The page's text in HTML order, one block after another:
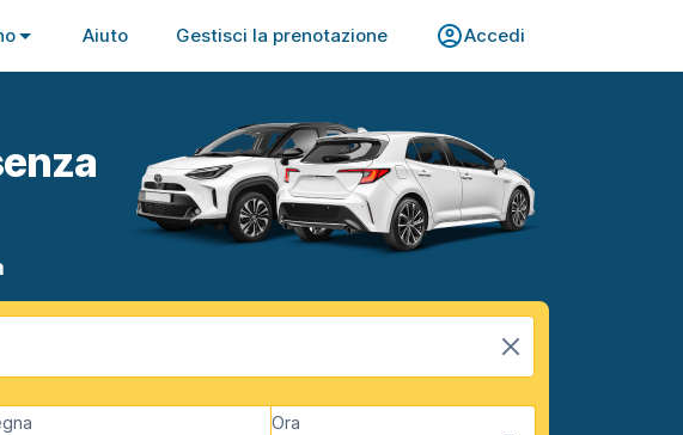
Aiuto Gestisci la prenotazione Accedi
Ora